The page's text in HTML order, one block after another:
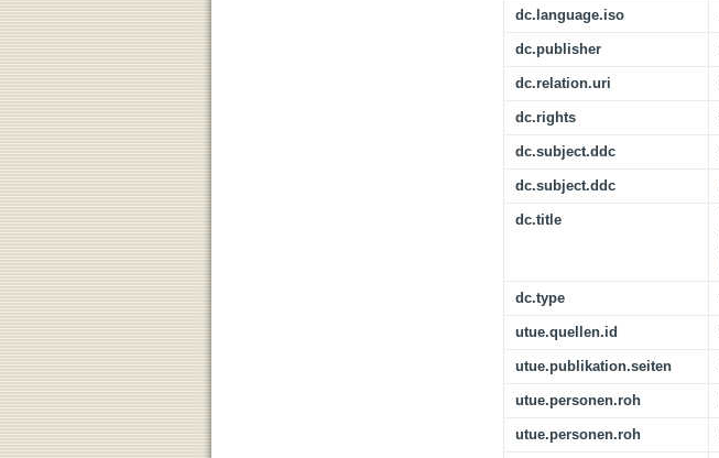
dc.language.iso
dc.publisher
dc.relation.uri
dc.rights
dc.subject.ddc
dc.subject.ddc
dc.title
dc.type
utue.quellen.id
utue.publikation.seiten
utue.personen.roh
utue.personen.roh